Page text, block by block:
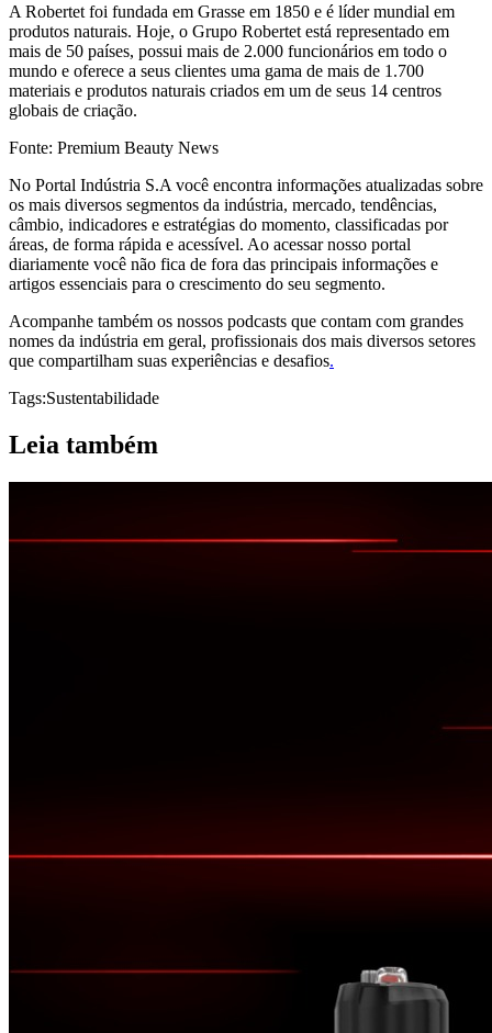
A Robertet foi fundada em Grasse em 1850 e é líder mundial em
produtos naturais. Hoje, o Grupo Robertet está representado em
mais de 50 países, possui mais de 2.000 funcionários em todo o
mundo e oferece a seus clientes uma gama de mais de 1.700
materiais e produtos naturais criados em um de seus 14 centros
globais de criação.
Fonte: Premium Beauty News
No Portal Indústria S.A você encontra informações atualizadas sobre
os mais diversos segmentos da indústria, mercado, tendências,
câmbio, indicadores e estratégias do momento, classificadas por
áreas, de forma rápida e acessível. Ao acessar nosso portal
diariamente você não fica de fora das principais informações e
artigos essenciais para o crescimento do seu segmento.
Acompanhe também os nossos podcasts que contam com grandes
nomes da indústria em geral, profissionais dos mais diversos setores
que compartilham suas experiências e desafios.
Tags:Sustentabilidade
Leia também